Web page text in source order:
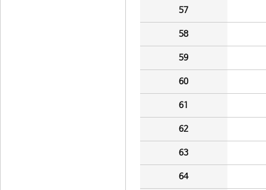
57
58
59
60
61
62
63
64